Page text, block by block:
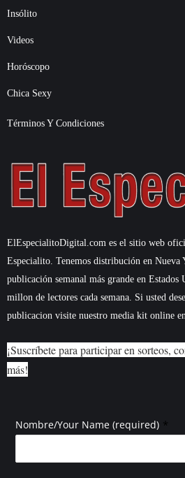
Insólito
Videos
Horóscopo
Chica Sexy
Términos Y Condiciones
ElEspecialitoDigital.com es el sitio web
Especialito. Tenemos distribución en Nueva
publicación semanal más grande en Estados
millon de lectores cada semana. Si usted
publicacion visite nuestro media kit online
¡Suscríbete para participar en sorteos,
más!
Nombre/Your Name (required) *